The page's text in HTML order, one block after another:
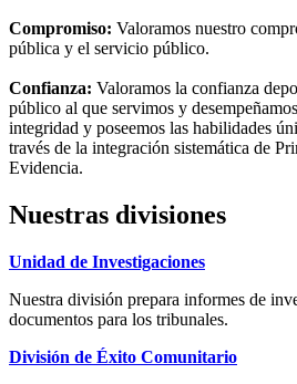
Compromiso: Valoramos nuestro
pública y el servicio público.
Confianza: Valoramos la confianza
público al que servimos y
integridad y poseemos las habilidades
través de la integración sistemática de
Evidencia.
Nuestras divisiones
Unidad de Investigaciones
Nuestra división prepara informes de
documentos para los tribunales.
División de Éxito Comunitario